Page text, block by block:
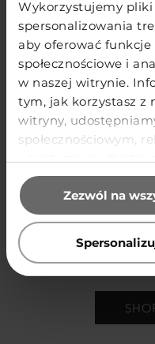
Wykorzystujemy pliki
spersonalizowania
aby oferować funkcje
społecznościowe i
w naszej witrynie.
tym, jak korzystasz z
witryny,
społecznościowym,
analitycznym.
połączyć te
danymi otrzymanymi
lub uzyskanymi
korzystania z ich
Zezwól na
Intercomestibles
Binzstrasse 23, 8045
Hofer Wine And
Zeltweg 26, 8032 Zürich